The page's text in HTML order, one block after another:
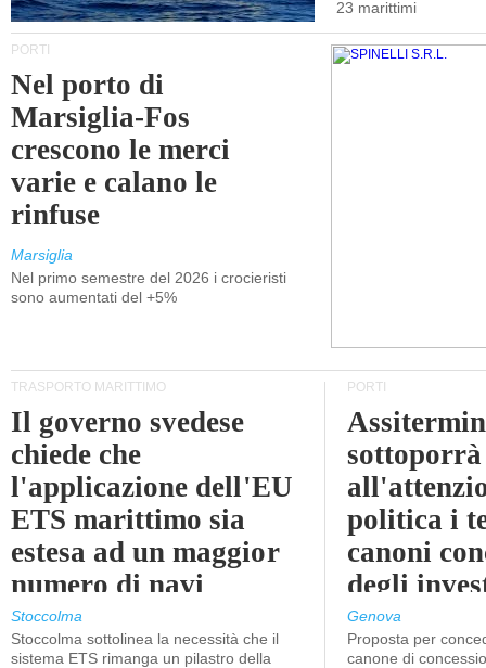
23 marittimi
PORTI
Nel porto di
Marsiglia-Fos
crescono le merci
varie e calano le
rinfuse
Marsiglia
Nel primo semestre del 2026 i crocieristi
sono aumentati del +5%
TRASPORTO MARITTIMO
Il governo svedese
chiede che
l'applicazione dell'EU
ETS marittimo sia
estesa ad un maggior
numero di navi
Stoccolma
Stoccolma sottolinea la necessità che il
sistema ETS rimanga un pilastro della
PORTI
sottoporrà
politica i
canoni
degli
Genova
Proposta per
canone di